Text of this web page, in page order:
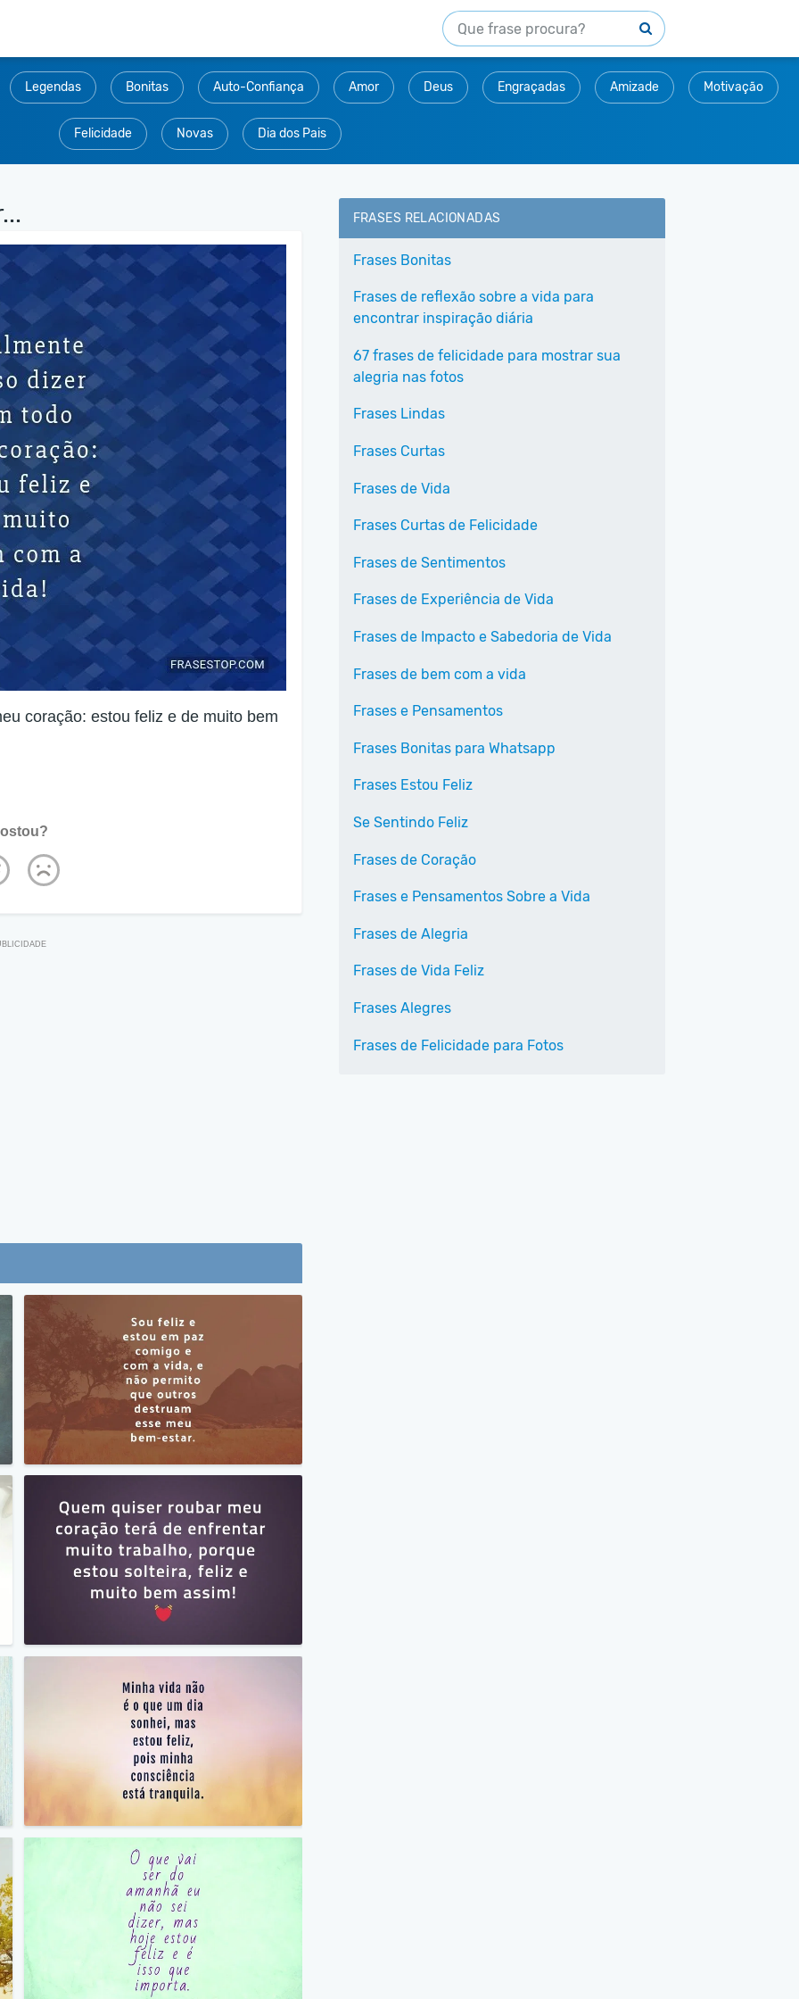
Legendas Bonitas Auto-Confiança Amor Deus Engraçadas Amizade Motivação
Felicidade Novas Dia dos Pais
coração: estou feliz e de muito bem
FRASES RELACIONADAS
Frases Bonitas
Frases de reflexão sobre a vida para
encontrar inspiração diária
67 frases de felicidade para mostrar sua
alegria nas fotos
Frases Lindas
Frases Curtas
Frases de Vida
Frases Curtas de Felicidade
Frases de Sentimentos
Frases de Experiência de Vida
Frases de Impacto e Sabedoria de Vida
Frases de bem com a vida
Frases e Pensamentos
Frases Bonitas para Whatsapp
Frases Estou Feliz
Se Sentindo Feliz
Frases de Coração
Frases e Pensamentos Sobre a Vida
Frases de Alegria
Frases de Vida Feliz
Frases Alegres
Frases de Felicidade para Fotos